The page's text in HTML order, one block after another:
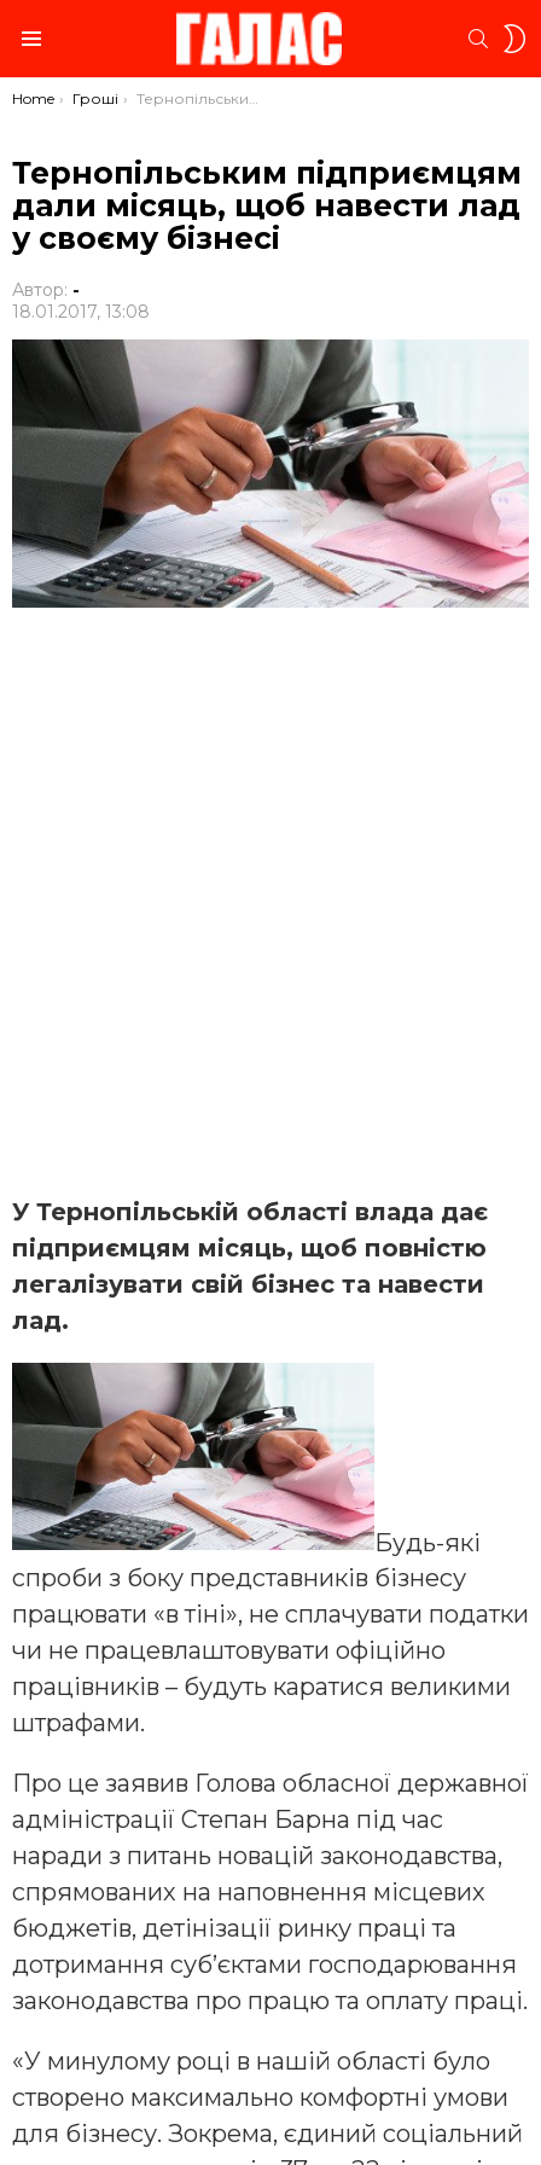
You are here:
Home Гроші Тернопільським підприємцям дали місяць, щоб навести лад у своєму бізнесі
Тернопільським підприємцям
дали місяць, щоб навести лад
у своєму бізнесі
Автор: -
18.01.2017, 13:08
У Тернопільській області влада дає
підприємцям місяць, щоб повністю
легалізувати свій бізнес та навести
лад.
Будь-які
спроби з боку представників бізнесу
працювати «в тіні», не сплачувати податки
чи не працевлаштовувати офіційно
працівників – будуть каратися великими
штрафами.
Про це заявив Голова обласної державної
адміністрації Степан Барна під час
наради з питань новацій законодавства,
спрямованих на наповнення місцевих
бюджетів, детінізації ринку праці та
дотримання суб’єктами господарювання
законодавства про працю та оплату праці.
«У минулому році в нашій області було
створено максимально комфортні умови
для бізнесу. Зокрема, єдиний соціальний